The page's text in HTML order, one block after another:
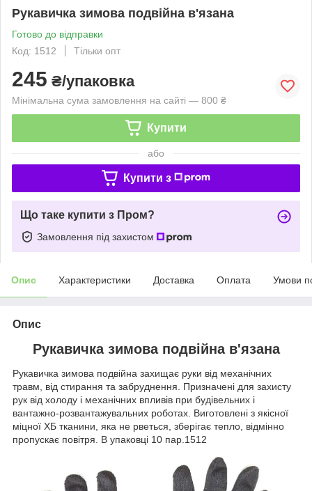
Рукавичка зимова подвійна в'язана
Готово до відправки
Код: 1512
Тільки опт
245 ₴/упаковка
Мінімальна сума замовлення на сайті — 800 ₴
Купити
або
Купити з
Що таке купити з Пром?
Замовлення під захистом
Опис Характеристики Доставка Оплата Умови
Опис
Рукавичка зимова подвійна в'язана
Рукавичка зимова подвійна захищає руки від механічних
травм, від стирання та забруднення. Призначені для захисту
рук від холоду і механічних впливів при будівельних і
вантажно-розвантажувальних роботах. Виготовлені з якісної
міцної ХБ тканини, яка не рветься, зберігає тепло, відмінно
пропускає повітря. В упаковці 10 пар.1512